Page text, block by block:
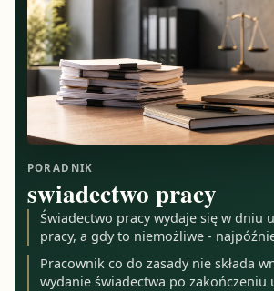
PORADNIK
swiadectwo pracy
Świadectwo pracy wydaje się w dniu
pracy, a gdy to niemożliwe -
Pracownik co do zasady nie składa
wydanie świadectwa po zakończeniu